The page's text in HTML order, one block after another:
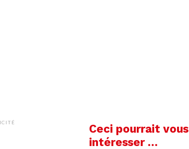
Ceci pourrait vous
intéresser …